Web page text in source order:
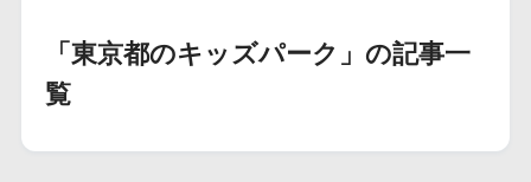
「東京都のキッズパーク」の記事一
覧